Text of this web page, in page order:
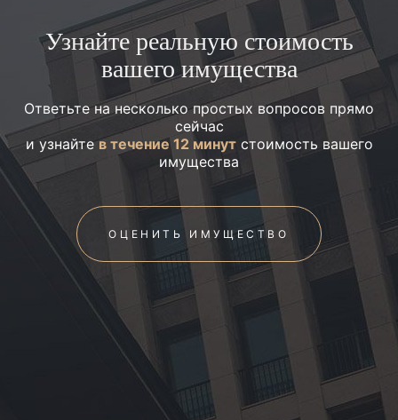
Узнайте реальную стоимость
вашего имущества
Ответьте на несколько простых вопросов прямо
сейчас
и узнайтев течение 12 минутстоимость вашего
имущества
ОЦЕНИТЬ ИМУЩЕСТВО